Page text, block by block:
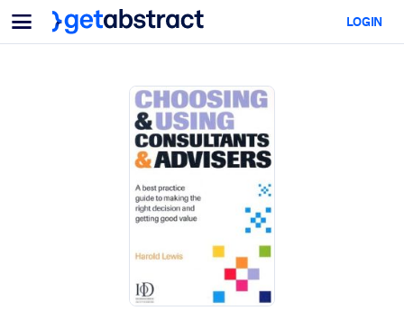
Menu
For Teams & Leaders
Equip your employees with critical AI skills.
Leadership Development
Collaborative Learning
Upskilling & Reskilling
For AI Systems
LOGIN